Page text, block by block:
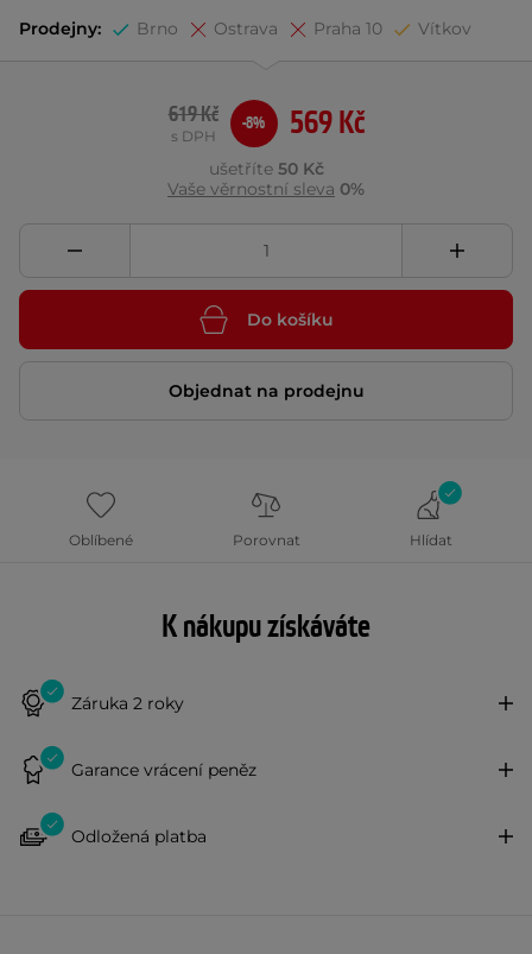
Prodejny: Brno Ostrava Praha 10 Vítkov
569 Kč
619 Kč
s DPH
-8%
ušetříte 50 Kč
Vaše věrnostní sleva 0%
Do košíku
Objednat na prodejnu
Oblíbené Porovnat Hlídat
K nákupu získáváte
Záruka 2 roky
Garance vrácení peněz
Odložená platba